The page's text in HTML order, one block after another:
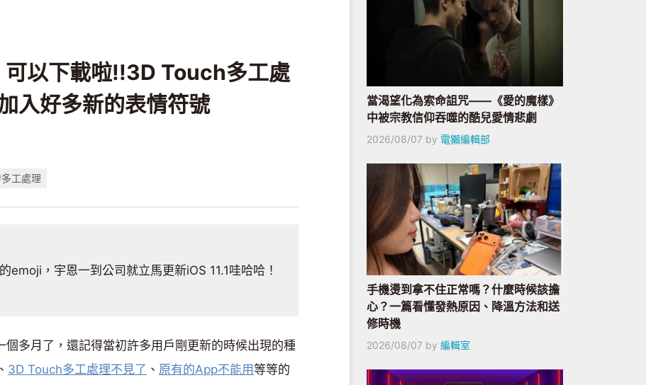
可以下載啦!!3D Touch多工處
入好多新的表情符號
工處理
emoji，宇恩一到公司就立馬更新iOS 11.1哇哈哈！
個多月了，還記得當初許多用戶剛更新的時候出現的種
、 3D Touch多工處理不見了 、 原有的App不能用 等等的
當渴望化為索命詛咒——《愛的魔樣》
中被宗教信仰吞噬的酷兒愛情悲劇
2026/08/07 by 電獺編輯部
手機燙到拿不住正常嗎？什麼時候該擔
心？一篇看懂發熱原因、降溫方法和送
修時機
2026/08/07 by 編輯室